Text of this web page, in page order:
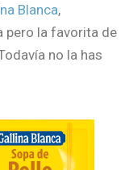
Blanca,
pero la favorita de
no la has